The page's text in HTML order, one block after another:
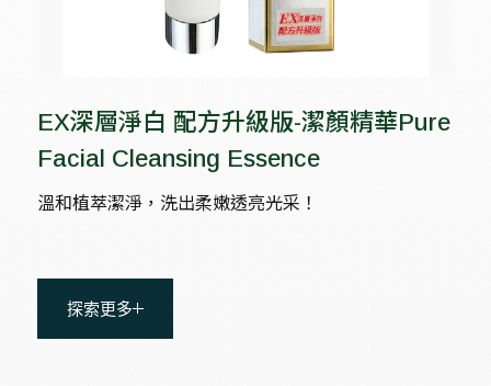
EX深層淨白 配方升級版-潔顏精華Pure
Facial Cleansing Essence
溫和植萃潔淨，洗出柔嫩透亮光采！
探索更多